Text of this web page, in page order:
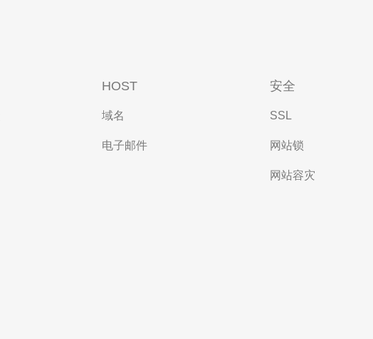
HOST
域名
电子邮件
安全
SSL
网站锁
网站容灾